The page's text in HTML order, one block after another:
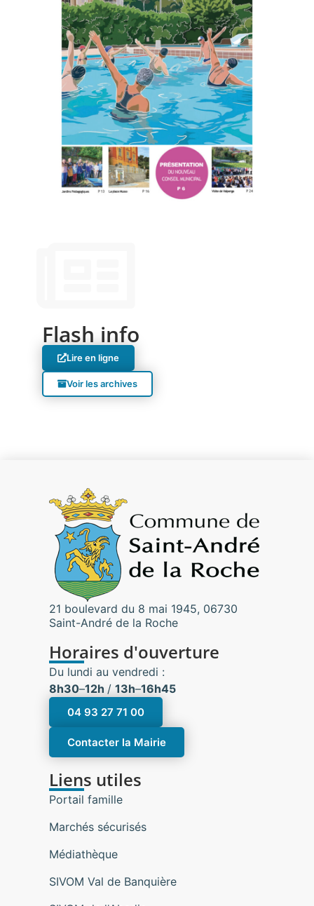
Flash info
Lire en ligne
Voir les archives
21 boulevard du 8 mai 1945, 06730
Saint-André de la Roche
Horaires d'ouverture
Du lundi au vendredi :
8h30–12h / 13h–16h45
04 93 27 71 00
Contacter la Mairie
Liens utiles
Portail famille
Marchés sécurisés
Médiathèque
SIVOM Val de Banquière